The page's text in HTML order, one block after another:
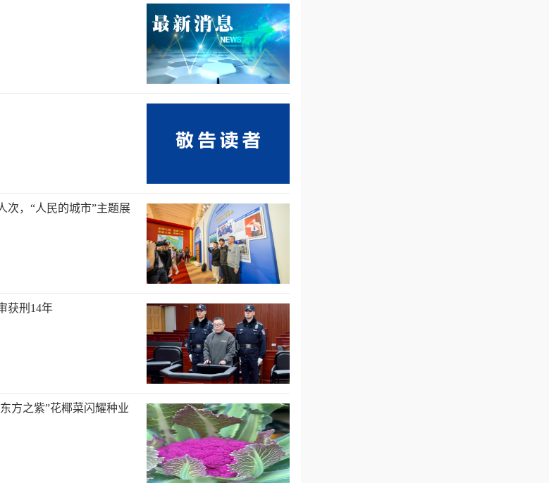
次，“人民的城市”主题展
获刑14年
方之紫”花椰菜闪耀种业